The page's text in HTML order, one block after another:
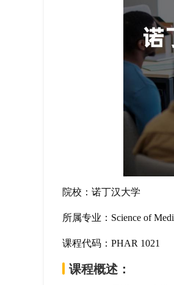
院校：诺丁汉大学
所属专业：Science of
课程代码：PHAR 1021
课程概述：